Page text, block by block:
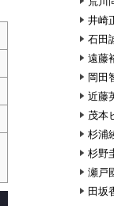
井崎
石田
遠藤
岡田
近藤
茂本
杉浦
杉野
瀬戸
田坂